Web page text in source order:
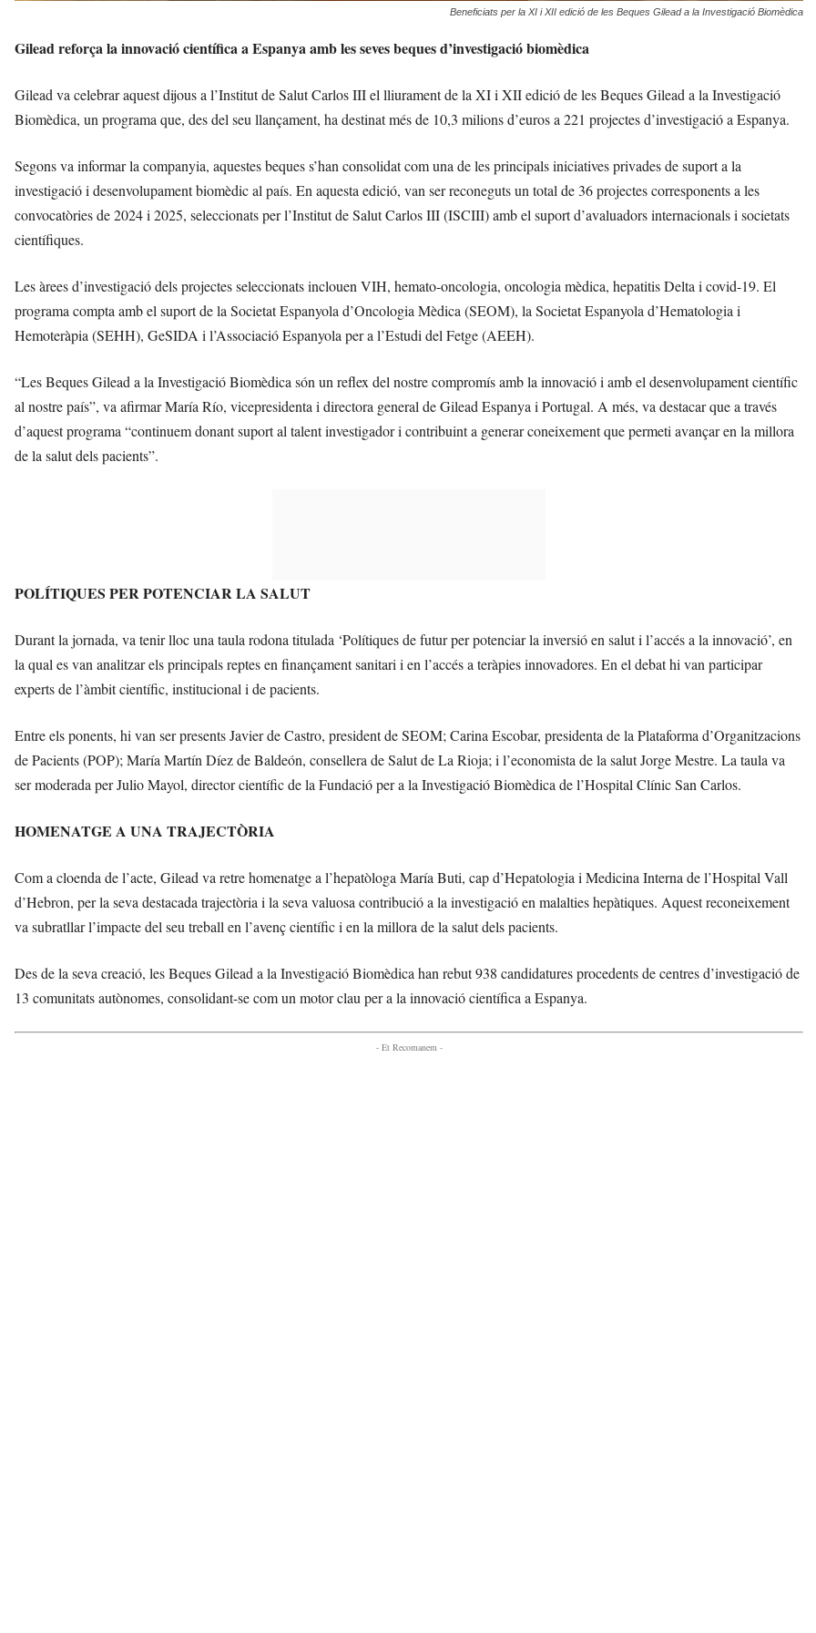
Beneficiats per la XI i XII edició de les Beques Gilead a la Investigació Biomèdica
Gilead reforça la innovació científica a Espanya amb les seves beques d’investigació biomèdica
Gilead va celebrar aquest dijous a l’Institut de Salut Carlos III el lliurament de la XI i XII edició de les Beques Gilead a la Investigació
Biomèdica, un programa que, des del seu llançament, ha destinat més de 10,3 milions d’euros a 221 projectes d’investigació a Espanya.
Segons va informar la companyia, aquestes beques s’han consolidat com una de les principals iniciatives privades de suport a la
investigació i desenvolupament biomèdic al país. En aquesta edició, van ser reconeguts un total de 36 projectes corresponents a les
convocatòries de 2024 i 2025, seleccionats per l’Institut de Salut Carlos III (ISCIII) amb el suport d’avaluadors internacionals i societats
científiques.
Les àrees d’investigació dels projectes seleccionats inclouen VIH, hemato-oncologia, oncologia mèdica, hepatitis Delta i covid-19. El
programa compta amb el suport de la Societat Espanyola d’Oncologia Mèdica (SEOM), la Societat Espanyola d’Hematologia i
Hemoteràpia (SEHH), GeSIDA i l’Associació Espanyola per a l’Estudi del Fetge (AEEH).
“Les Beques Gilead a la Investigació Biomèdica són un reflex del nostre compromís amb la innovació i amb el desenvolupament científic
al nostre país”, va afirmar María Río, vicepresidenta i directora general de Gilead Espanya i Portugal. A més, va destacar que a través
d’aquest programa “continuem donant suport al talent investigador i contribuint a generar coneixement que permeti avançar en la millora
de la salut dels pacients”.
POLÍTIQUES PER POTENCIAR LA SALUT
Durant la jornada, va tenir lloc una taula rodona titulada ‘Polítiques de futur per potenciar la inversió en salut i l’accés a la innovació’, en
la qual es van analitzar els principals reptes en finançament sanitari i en l’accés a teràpies innovadores. En el debat hi van participar
experts de l’àmbit científic, institucional i de pacients.
Entre els ponents, hi van ser presents Javier de Castro, president de SEOM; Carina Escobar, presidenta de la Plataforma d’Organitzacions
de Pacients (POP); María Martín Díez de Baldeón, consellera de Salut de La Rioja; i l’economista de la salut Jorge Mestre. La taula va
ser moderada per Julio Mayol, director científic de la Fundació per a la Investigació Biomèdica de l’Hospital Clínic San Carlos.
HOMENATGE A UNA TRAJECTÒRIA
Com a cloenda de l’acte, Gilead va retre homenatge a l’hepatòloga María Buti, cap d’Hepatologia i Medicina Interna de l’Hospital Vall
d’Hebron, per la seva destacada trajectòria i la seva valuosa contribució a la investigació en malalties hepàtiques. Aquest reconeixement
va subratllar l’impacte del seu treball en l’avenç científic i en la millora de la salut dels pacients.
Des de la seva creació, les Beques Gilead a la Investigació Biomèdica han rebut 938 candidatures procedents de centres d’investigació de
13 comunitats autònomes, consolidant-se com un motor clau per a la innovació científica a Espanya.
- Et Recomanem -